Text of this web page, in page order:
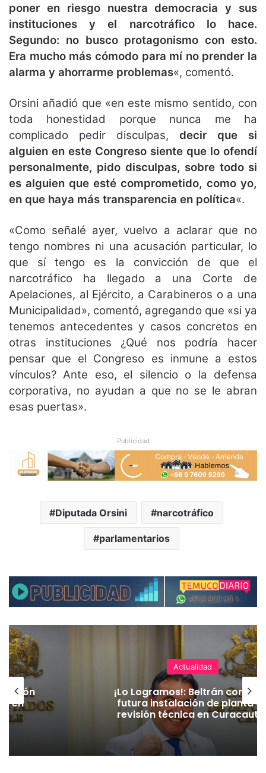
poner en riesgo nuestra democracia y sus
instituciones y el narcotráfico lo hace.
Segundo: no busco protagonismo con esto.
Era mucho más cómodo para mí no prender la
alarma y ahorrarme problemas«, comentó.
Orsini añadió que «en este mismo sentido, con
toda honestidad porque nunca me ha
complicado pedir disculpas, decir que si
alguien en este Congreso siente que lo ofendí
personalmente, pido disculpas, sobre todo si
es alguien que esté comprometido, como yo,
en que haya más transparencia en política«.
«Como señalé ayer, vuelvo a aclarar que no
tengo nombres ni una acusación particular, lo
que sí tengo es la convicción de que el
narcotráfico ha llegado a una Corte de
Apelaciones, al Ejército, a Carabineros o a una
Municipalidad», comentó, agregando que «si ya
tenemos antecedentes y casos concretos en
otras instituciones ¿Qué nos podría hacer
pensar que el Congreso es inmune a estos
vínculos? Ante eso, el silencio o la defensa
corporativa, no ayudan a que no se le abran
esas puertas».
Publicidad
Diputada Orsini narcotráfico
parlamentarios
en
Actualidad
¡Lo Logramos!: Beltrán
futura instalación de planta
revisión técnica en